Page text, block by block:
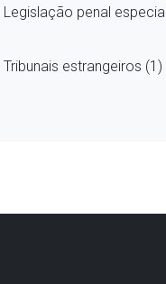
Legislação penal especial
Tribunais estrangeiros (1)